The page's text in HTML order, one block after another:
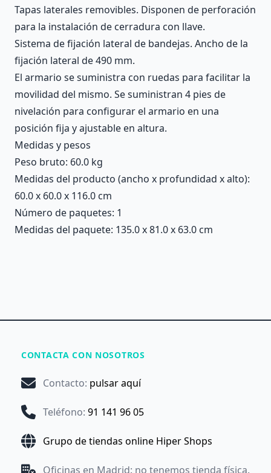
Tapas laterales removibles. Disponen de perforación
para la instalación de cerradura con llave.
Sistema de fijación lateral de bandejas. Ancho de la
fijación lateral de 490 mm.
El armario se suministra con ruedas para facilitar la
movilidad del mismo. Se suministran 4 pies de
nivelación para configurar el armario en una
posición fija y ajustable en altura.
Medidas y pesos
Peso bruto: 60.0 kg
Medidas del producto (ancho x profundidad x alto):
60.0 x 60.0 x 116.0 cm
Número de paquetes: 1
Medidas del paquete: 135.0 x 81.0 x 63.0 cm
CONTACTA CON NOSOTROS
Contacto: pulsar aquí
Teléfono: 91 141 96 05
Grupo de tiendas online Hiper Shops
Oficinas en Madrid: no tenemos tienda física.